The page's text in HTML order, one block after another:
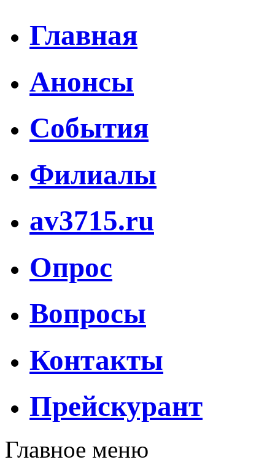
Главная
Анонсы
События
Филиалы
av3715.ru
Опрос
Вопросы
Контакты
Прейскурант
Главное меню